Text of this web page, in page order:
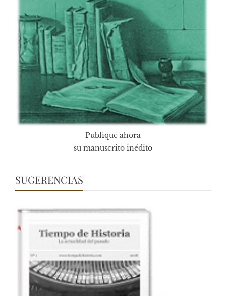
Publique ahora
su manuscrito inédito
SUGERENCIAS